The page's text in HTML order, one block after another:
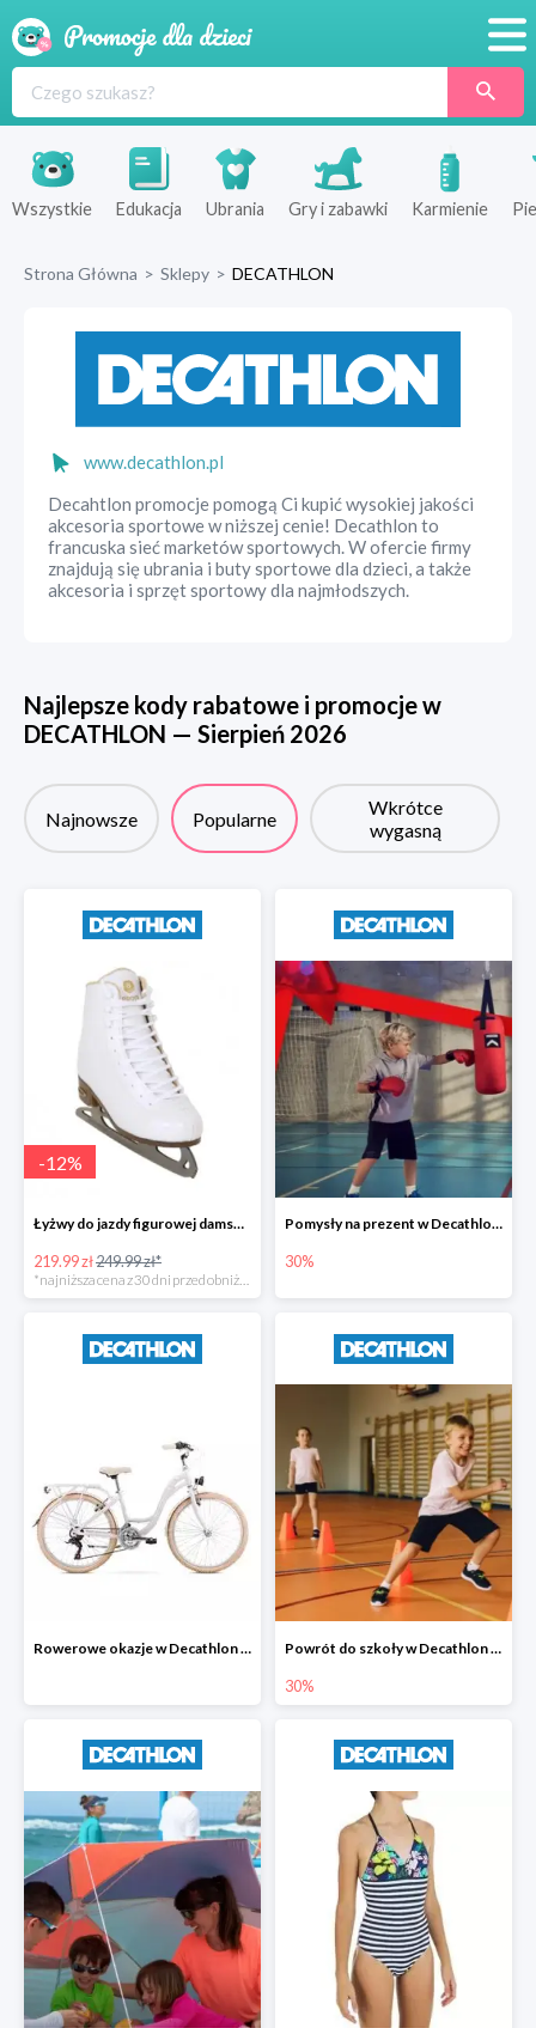
Produkty
Sklepy
Wszystkie Edukacja Ubrania Gry i zabawki Karmienie
Strona Główna > Sklepy > DECATHLON
www.decathlon.pl
Decahtlon promocje pomogą Ci kupić wysokiej jakości
akcesoria sportowe w niższej cenie! Decathlon to
francuska sieć marketów sportowych. W ofercie firmy
znajdują się ubrania i buty sportowe dla dzieci, a także
akcesoria i sprzęt sportowy dla najmłodszych.
Najlepsze kody rabatowe i promocje w
DECATHLON — Sierpień 2026
Najnowsze Popularne
Wkrótce
wygasną
-12%
Łyżwy do jazdy figurowej damskie Broyx PRIMA BIAŁE
219.99 zł249.99 zł*
*najniższa cena z 30 dni przed obniżką
Pomysły na prezent w Decathlonie do -30%
30%
Rowerowe okazje w Decathlon do -35% Powrót do szkoły w Decathlon do -30%
30%